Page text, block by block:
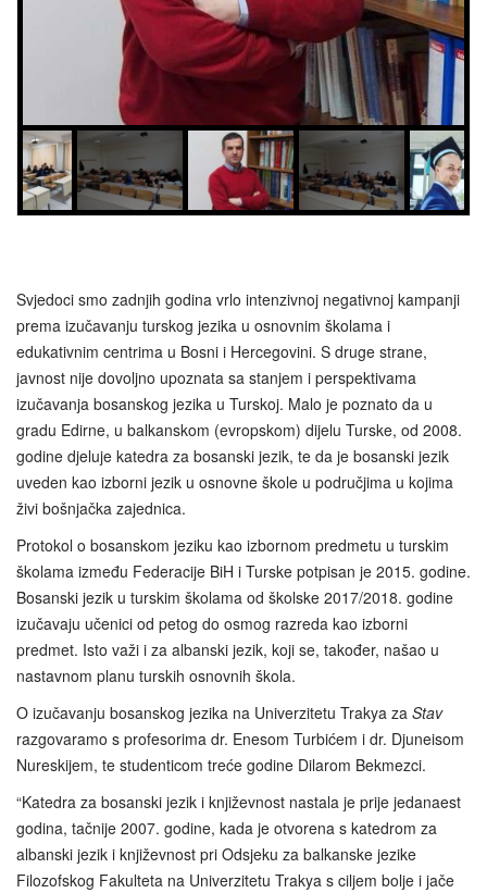
Svjedoci smo zadnjih godina vrlo intenzivnoj negativnoj kampanji
prema izučavanju turskog jezika u osnovnim školama i
edukativnim centrima u Bosni i Hercegovini. S druge strane,
javnost nije dovoljno upoznata sa stanjem i perspektivama
izučavanja bosanskog jezika u Turskoj. Malo je poznato da u
gradu Edirne, u balkanskom (evropskom) dijelu Turske, od 2008.
godine djeluje katedra za bosanski jezik, te da je bosanski jezik
uveden kao izborni jezik u osnovne škole u područjima u kojima
živi bošnjačka zajednica.
Protokol o bosanskom jeziku kao izbornom predmetu u turskim
školama između Federacije BiH i Turske potpisan je 2015. godine.
Bosanski jezik u turskim školama od školske 2017/2018. godine
izučavaju učenici od petog do osmog razreda kao izborni
predmet. Isto važi i za albanski jezik, koji se, također, našao u
nastavnom planu turskih osnovnih škola.
O izučavanju bosanskog jezika na Univerzitetu Trakya za Stav
razgovaramo s profesorima dr. Enesom Turbićem i dr. Djuneisom
Nureskijem, te studenticom treće godine Dilarom Bekmezci.
“Katedra za bosanski jezik i književnost nastala je prije jedanaest
godina, tačnije 2007. godine, kada je otvorena s katedrom za
albanski jezik i književnost pri Odsjeku za balkanske jezike
Filozofskog Fakulteta na Univerzitetu Trakya s ciljem bolje i jače